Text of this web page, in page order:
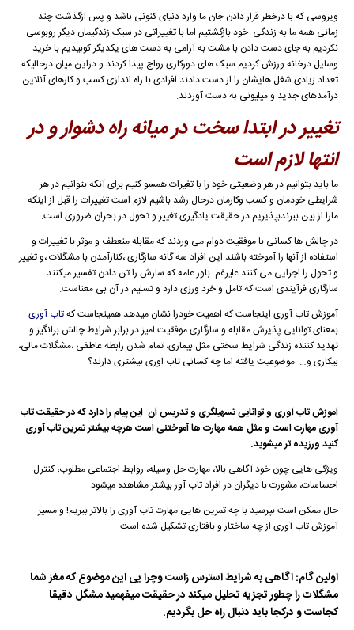
ویروسی که با درخطر قرار دادن جان ما وارد دنیای کنونی باشد و پس ازگذشت چند
زمانی همه ما به زندگی خود بازگشتیم اما با تغییراتی در سبک زندگیمان دیگر روبوسی
نکردیم به جای دست دادن با مشت به آرامی به دست های یکدیگر کوبیدیم با خرید
وسایل درخانه ورزش کردیم سبک های دورکاری رواج پیدا کردند و دراین میان درحالیکه
تعداد زیادی شغل هایشان را از دست دادند افرادی با راه اندازی کسب و کارهای آنلاین
درآمدهای جدید و میلیونی به دست آوردند.
تغییر در ابتدا سخت در میانه راه دشوار و در
انتها لازم است
ما باید بتوانیم در هر وضعیتی خود را با تغیرات همسو کنیم برای آنکه بتوانیم در هر
شرایطی خودمان و کسب وکارمان درحال رشد باشیم لازم است تغییرات را قبل از اینکه
مارا از بین ببرندبپذیریم در حقیقت یادگیری تغییر و تحول در بحران ضروری است.
در چالش ها کسانی با موفقیت دوام می وردند که مقابله منعطف و موثر با تغییرات و
استفاده از آنها را آموخته باشند این افراد سه گانه سازگاری ،کنارآمدن با مشگلات ،و تغییر
و تحول را اجرایی می کنند علیرغم باور عامه که سازش را تن دادن تفسیر میکنند
سازگاری فرآیندی است که تامل و خرد ورزی دارد و تسلیم در آن بی معناست.
آموزش تاب آوری اینجاست که اهمیت خودرا نشان میدهد همینجاست کهتاب آوری
بمعنای توانایی پذیرش مقابله و سازگاری موفقیت امیز در برابر شرایط چالش برانگیز و
تهدید کننده زندگی شرایط سختی مثل بیماری، تمام شدن رابطه عاطفی ،مشگلات مالی،
بیکاری و… موضوعیت یافته اما چه کسانی تاب اوری بیشتری دارند؟
آموزش تاب آوری و توانایی تسهیلگری و تدریس آن این پیام را دارد که در حقیقت تاب
آوری مهارت است و مثل همه مهارت ها آموختنی است هرچه بیشتر تمرین تاب آوری
کنید ورزیده تر میشوید.
ویژگی هایی چون خود آگاهی بالا، مهارت حل وسیله، روابط اجتماعی مطلوب، کنترل
احساسات، مشورت با دیگران در افراد تاب آور بیشتر مشاهده میشود.
حال ممکن است بپرسید با چه تمرین هایی مهارت تاب آوری را بالاتر ببریم! و مسیر
آموزش تاب آوری از چه ساختار و بافتاری تشکیل شده است
اولین گام: اگاهی به شرایط استرس زاست وچرا یی این موضوع که مغز شما
مشگلات را چطور تجزیه تحلیل میکند در حقیقت میفهمید مشگل دقیقا
کجاست و درکجا باید دنبال راه حل بگردیم.